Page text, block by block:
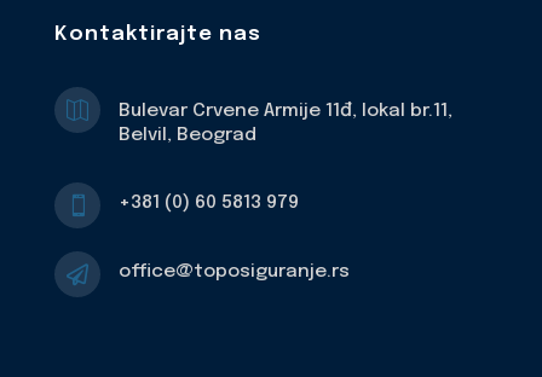
Kontaktirajte nas

Bulevar Crvene Armije 11đ, lokal br.11,
Belvil, Beograd
 +381 (0) 60 5813 979
 office@toposiguranje.rs